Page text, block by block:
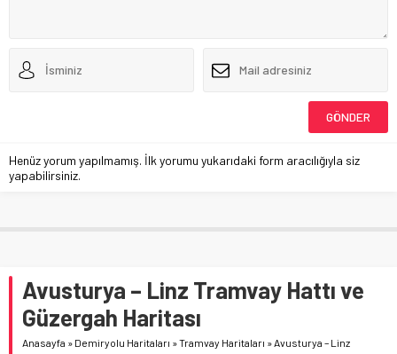
Henüz yorum yapılmamış. İlk yorumu yukarıdaki form aracılığıyla siz
yapabilirsiniz.
Avusturya – Linz Tramvay Hattı ve
Güzergah Haritası
Anasayfa » Demiryolu Haritaları »Tramvay Haritaları » Avusturya – Linz